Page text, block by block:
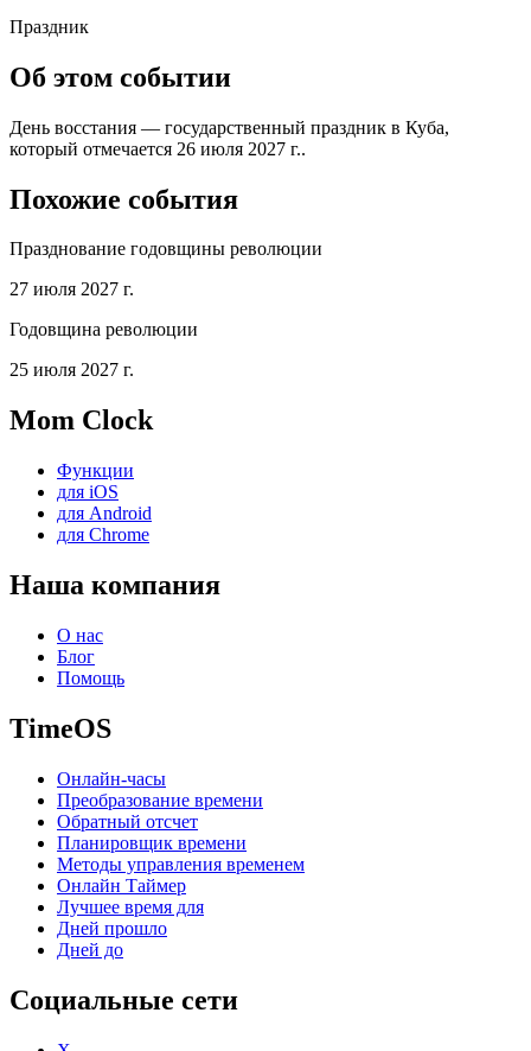
Праздник
Об этом событии
День восстания — государственный праздник в Куба,
который отмечается 26 июля 2027 г..
Похожие события
Празднование годовщины революции
27 июля 2027 г.
Годовщина революции
25 июля 2027 г.
Mom Clock
Функции
для iOS
для Android
для Chrome
Наша компания
О нас
Блог
Помощь
TimeOS
Онлайн-часы
Преобразование времени
Обратный отсчет
Планировщик времени
Методы управления временем
Онлайн Таймер
Лучшее время для
Дней прошло
Дней до
Социальные сети